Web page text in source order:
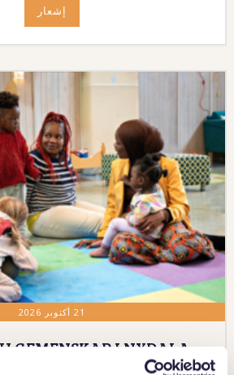
إشعار
21 أكتوبر 2026
GEMENSKAP I NYDALA